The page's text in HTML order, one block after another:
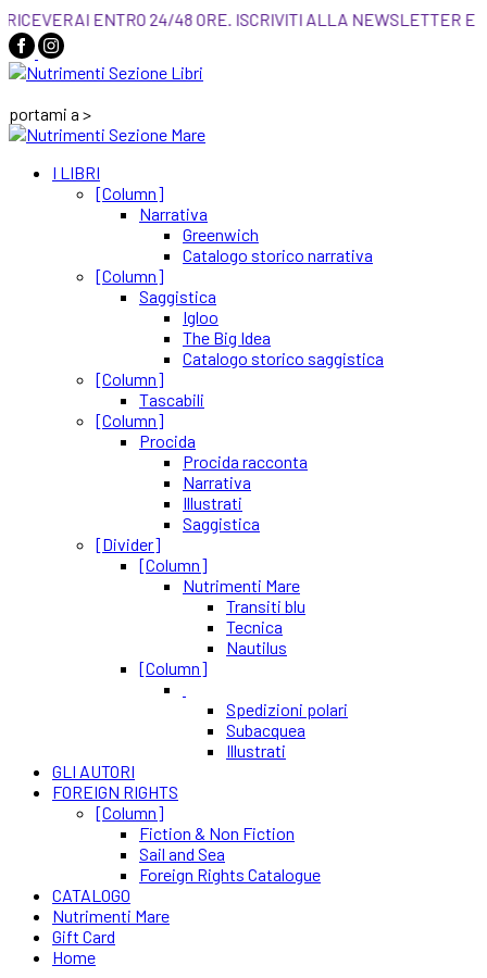
QUI! LI RICEVERAI ENTRO 24/48 ORE.
portami a >
I LIBRI
[Column]
Narrativa
Greenwich
Catalogo storico narrativa
[Column]
Saggistica
Igloo
The Big Idea
Catalogo storico saggistica
[Column]
Tascabili
[Column]
Procida
Procida racconta
Narrativa
Illustrati
Saggistica
[Divider]
[Column]
Nutrimenti Mare
Transiti blu
Tecnica
Nautilus
[Column]
Spedizioni polari
Subacquea
Illustrati
GLI AUTORI
FOREIGN RIGHTS
[Column]
Fiction & Non Fiction
Sail and Sea
Foreign Rights Catalogue
CATALOGO
Nutrimenti Mare
Gift Card
Home